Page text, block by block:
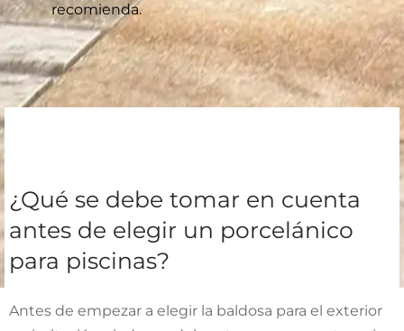
recomienda.
¿Qué se debe tomar en cuenta
antes de elegir un porcelánico
para piscinas?
Antes de empezar a elegir la baldosa para el exterior